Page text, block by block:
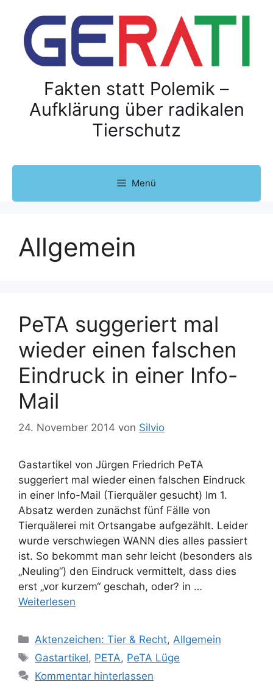
Fakten statt Polemik –
Aufklärung über radikalen
Tierschutz
Menü
Allgemein
PeTA suggeriert mal
wieder einen falschen
Eindruck in einer Info-
Mail
24. November 2014 von Silvio
Gastartikel von Jürgen Friedrich PeTA
suggeriert mal wieder einen falschen Eindruck
in einer Info-Mail (Tierquäler gesucht) Im 1.
Absatz werden zunächst fünf Fälle von
Tierquälerei mit Ortsangabe aufgezählt. Leider
wurde verschwiegen WANN dies alles passiert
ist. So bekommt man sehr leicht (besonders als
„Neuling“) den Eindruck vermittelt, dass dies
erst „vor kurzem“ geschah, oder? in …
Weiterlesen
K
a
e
Aktenzeichen: Tier & Recht,Allgemein
S
c
Gastartikel, PETA, PeTA Lüge
Kommentar hinterlassen